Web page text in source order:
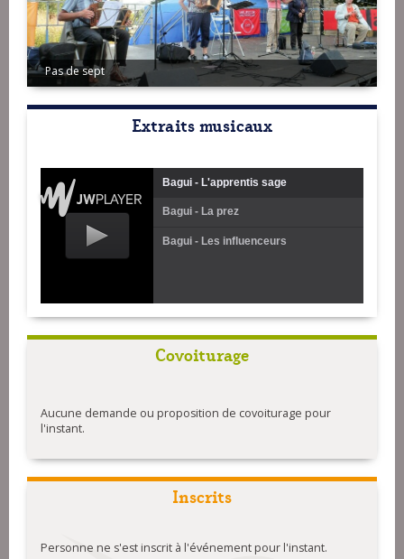
Au gré du vent
Pas de sept
Extraits musicaux
Bagui - L'apprentis sage
Bagui - La prez
Bagui - Les influenceurs
Covoiturage
Aucune demande ou proposition de covoiturage pour
l'instant.
Inscrits
Personne ne s'est inscrit à l'événement pour l'instant.